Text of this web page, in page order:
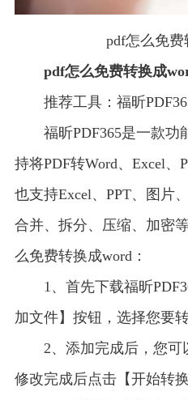
pdf怎么免费
pdf怎么免费转换成
推荐工具：福昕
福昕PDF365是一款功
持将PDF转Word、Excel
也支持Excel、PPT、图片、
合并、拆分、压缩、加密
么免费转换成word：
1、首先下载福昕
加文件】按钮，选择您要
2、添加完成后，您可
修改完成后点击【开始转换